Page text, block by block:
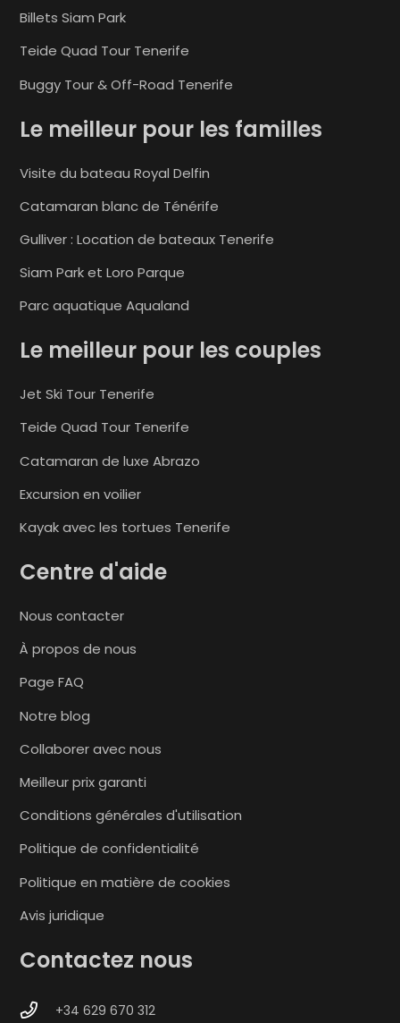
Billets Siam Park
Teide Quad Tour Tenerife
Buggy Tour & Off-Road Tenerife
Le meilleur pour les familles
Visite du bateau Royal Delfin
Catamaran blanc de Ténérife
Gulliver : Location de bateaux Tenerife
Siam Park et Loro Parque
Parc aquatique Aqualand
Le meilleur pour les couples
Jet Ski Tour Tenerife
Teide Quad Tour Tenerife
Catamaran de luxe Abrazo
Excursion en voilier
Kayak avec les tortues Tenerife
Centre d'aide
Nous contacter
À propos de nous
Page FAQ
Notre blog
Collaborer avec nous
Meilleur prix garanti
Conditions générales d'utilisation
Politique de confidentialité
Politique en matière de cookies
Avis juridique
Contactez nous
+34 629 670 312